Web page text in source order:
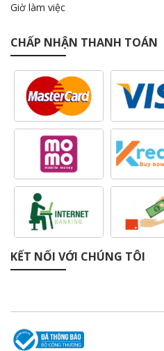
Giờ làm việc
CHẤP NHẬN THANH TOÁN
KẾT NỐI VỚI CHÚNG TÔI